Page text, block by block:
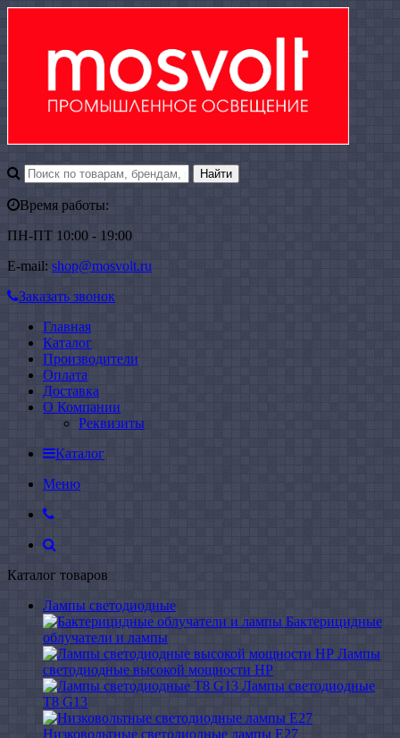
Время работы:
ПН-ПТ 10:00 - 19:00
E-mail: shop@mosvolt.ru
Заказать звонок
Главная
Каталог
Производители
Оплата
Доставка
О Компании
Реквизиты
Каталог
Меню
Каталог товаров
Лампы светодиодные
Бактерицидные
облучатели и лампы
Лампы
светодиодные высокой мощности HP
Лампы светодиодные
Т8 G13
Низковольтные светодиодные лампы E27